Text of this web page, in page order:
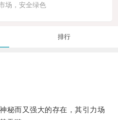
场，安全绿色
排行
而又强大的存在，其引力场